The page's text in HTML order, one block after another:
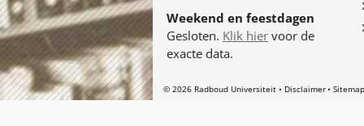
Weekend en feestdagen
Gesloten. Klik hier voor de
exacte data.
© 2026 Radboud Universiteit Disclaimer Sitemap